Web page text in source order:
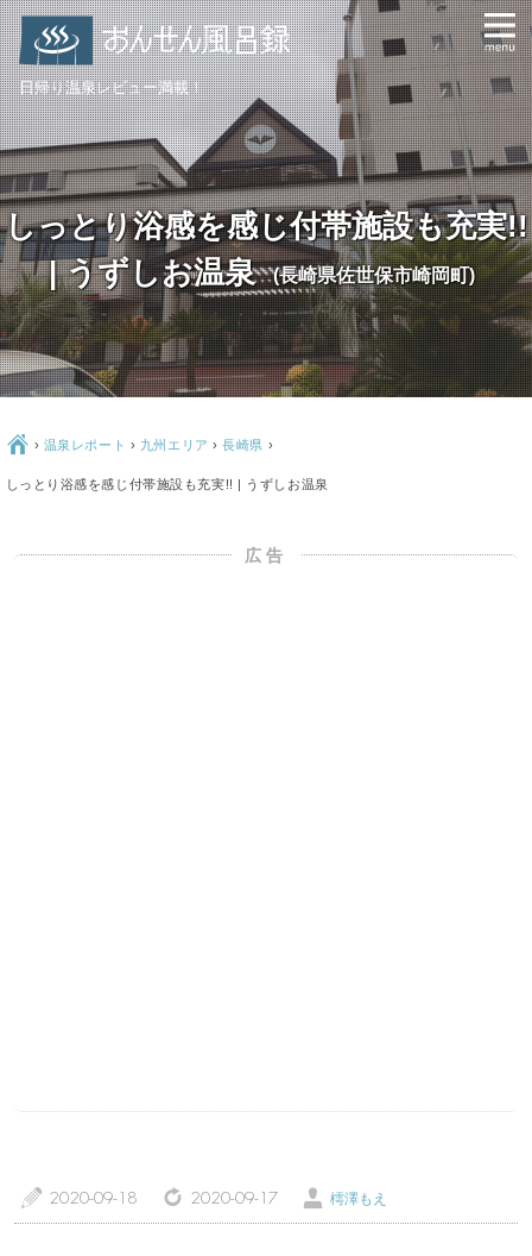
日帰り温泉レビュー満載！
しっとり浴感を感じ付帯施設も充実!!
| うずしお温泉
(長崎県佐世保市崎岡町)
Ç › 温泉レポート › 九州エリア ›長崎県 ›
しっとり浴感を感じ付帯施設も充実!! | うずしお温泉
a 2020-09-18 z 2020-09-17 Ü 樗澤もえ